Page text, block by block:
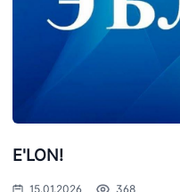
E'LON!
15.01.2026 368